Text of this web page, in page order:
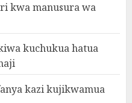
kwa manusura wa
kuchukua hatua
kazi kujikwamua